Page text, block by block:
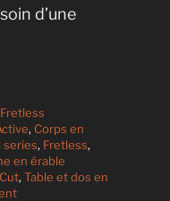
d’une
Fretless
, Corps en
series, Fretless,
en érable
, Table et dos en